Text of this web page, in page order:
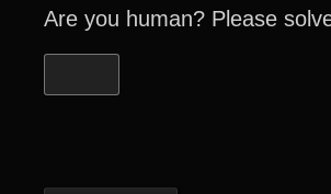
Are you human? Please